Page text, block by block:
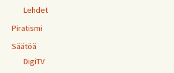
Lehdet
Piratismi
Säätöä
DigiTV